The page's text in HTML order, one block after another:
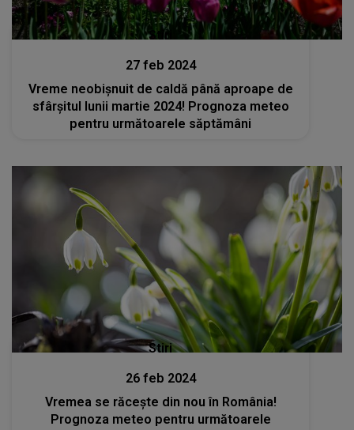
Stiri
27 feb 2024
Vreme neobișnuit de caldă până aproape de
sfârşitul lunii martie 2024! Prognoza meteo
pentru următoarele săptămâni
Stiri
26 feb 2024
Vremea se răcește din nou în România!
Prognoza meteo pentru următoarele